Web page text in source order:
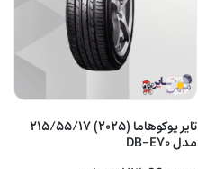
تایر یوکوهاما (2025) 215/55/17
مدل DB-E70